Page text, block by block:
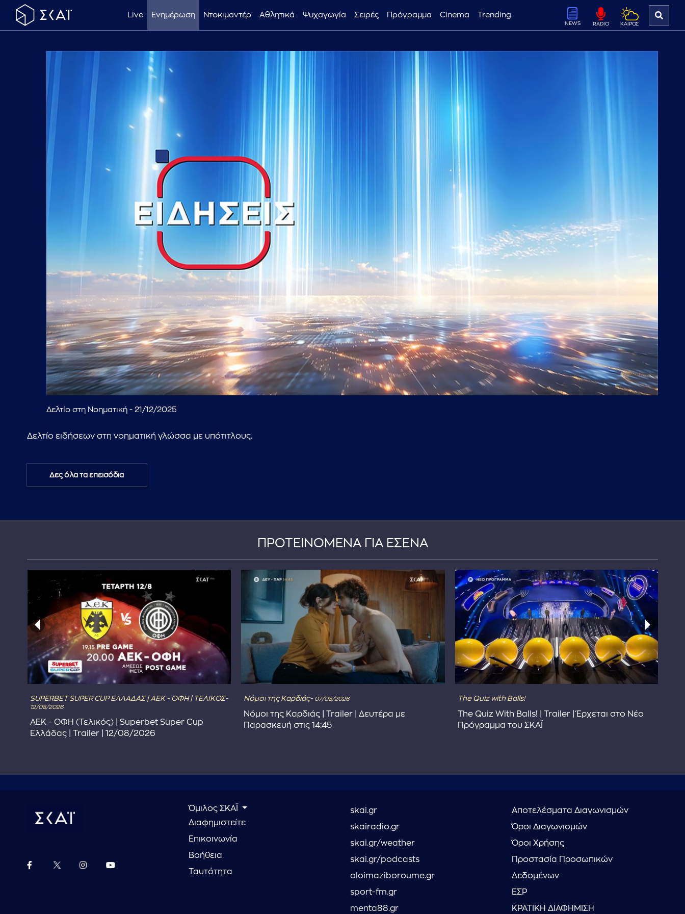
Live Ενημέρωση Ντοκιμαντέρ Αθλητικά Ψυχαγωγία Σειρές Πρόγραμμα Cinema Trending
NEWS RADIO ΚΑΙΡΟΣ
...πληκτρολογήστε κείμενο προς αναζήτηση
Δελτίο στη Νοηματική - 21/12/2025
Δελτίο ειδήσεων στη νοηματική γλώσσα με υπότιτλους.
Δες όλα τα επεισόδια
ΠΡΟΤΕΙΝΟΜΕΝΑ ΓΙΑ ΕΣΕΝΑ
SUPERBET SUPER CUP ΕΛΛΑΔΑΣ | ΑΕΚ - ΟΦΗ | ΤΕΛΙΚΟΣ-
12/08/2026
ΑΕΚ - ΟΦΗ (Τελικός) | Superbet Super Cup
Ελλάδας | Trailer | 12/08/2026
Νόμοι της Καρδιάς- 07/08/2026
Νόμοι της Καρδιάς | Trailer | Δευτέρα με
Παρασκευή στις 14:45
The Quiz with Balls!
The Quiz With Balls! | Trailer | Έρχεται στο Νέο
Πρόγραμμα του ΣΚΑΪ
Όμιλος ΣΚΑΪ
Διαφημιστείτε
Επικοινωνία
Βοήθεια
Ταυτότητα
skai.gr
skairadio.gr
skai.gr/weather
skai.gr/podcasts
oloimaziboroume.gr
sport-fm.gr
menta88.gr
Αποτελέσματα Διαγωνισμών
Όροι Διαγωνισμών
Όροι Χρήσης
Προστασία Προσωπικών
Δεδομένων
ΕΣΡ
ΚΡΑΤΙΚΗ ΔΙΑΦΗΜΙΣΗ